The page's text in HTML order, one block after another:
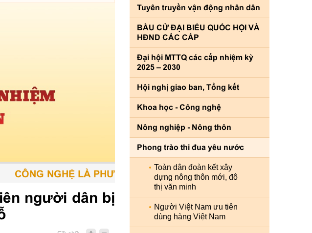
CÔNG NGHỆ LÀ PHƯƠNG TIỆN - CON NGƯỜI LÀ TRUNG TÂM -
người dân bị
Tuyên truyền vận động nhân dân
BẦU CỬ ĐẠI BIỂU QUỐC HỘI VÀ
HĐND CÁC CẤP
Đại hội MTTQ các cấp nhiệm kỳ
2025 – 2030
Hội nghị giao ban, Tổng kết
Khoa học - Công nghệ
Nông nghiệp - Nông thôn
Phong trào thi đua yêu nước
Toàn dân đoàn kết xây
dựng nông thôn mới, đô
thị văn minh
Người Việt Nam ưu tiên
dùng hàng Việt Nam